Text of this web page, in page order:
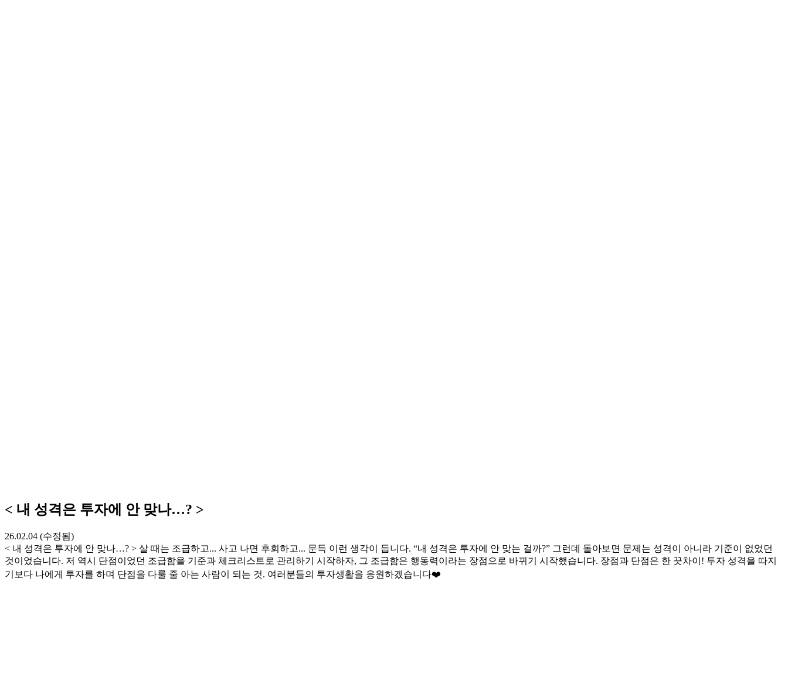
< 내 성격은 투자에 안 맞나…? >
26.02.04 (수정됨)
< 내 성격은 투자에 안 맞나…? > 살 때는 조급하고... 사고 나면 후회하고... 문득 이런 생각이 듭니다. “내 성격은 투자에 안 맞는 걸까?” 그런데 돌아보면 문제는 성격이 아니라 기준이 없었던
것이었습니다. 저 역시 단점이었던 조급함을 기준과 체크리스트로 관리하기 시작하자, 그 조급함은 행동력이라는 장점으로 바뀌기 시작했습니다. 장점과 단점은 한 끗차이! 투자 성격을 따지
기보다 나에게 투자를 하며 단점을 다룰 줄 아는 사람이 되는 것. 여러분들의 투자생활을 응원하겠습니다❤️